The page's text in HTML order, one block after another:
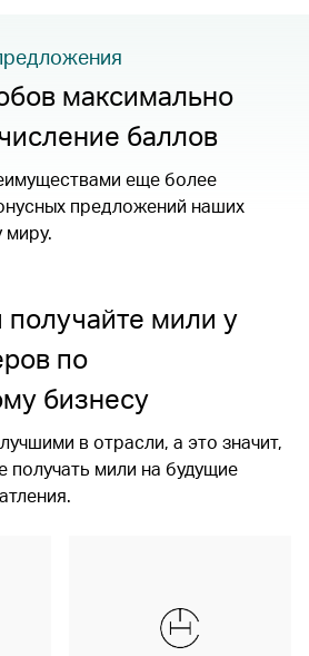
максимально
баллов
еще более
предложений наших
миру.
получайте мили у
по
бизнесу
в отрасли, а это значит,
получать мили на будущие